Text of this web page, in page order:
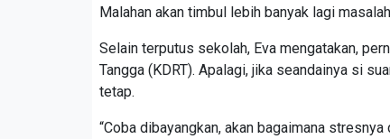
Malahan akan timbul lebih banyak lagi
Selain terputus sekolah, Eva mengatakan,
Tangga (KDRT). Apalagi, jika seandainya si
tetap.
“Coba dibayangkan, akan bagaimana